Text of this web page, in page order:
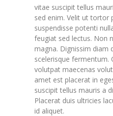
vitae suscipit tellus
sed enim. Velit ut tortor
suspendisse potenti
feugiat sed lectus. Non
magna. Dignissim diam
scelerisque fermentum.
volutpat maecenas
amet est placerat in
suscipit tellus mauris a
Placerat duis ultricies
id aliquet.